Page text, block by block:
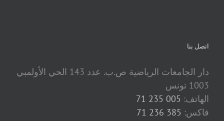
اتصل بنا
دار الجامعات الرياضية ص.ب. عدد 143 الحي الأولمبي
1003 تونس
الهاتف: 005 235 71
فاكس: 385 236 71